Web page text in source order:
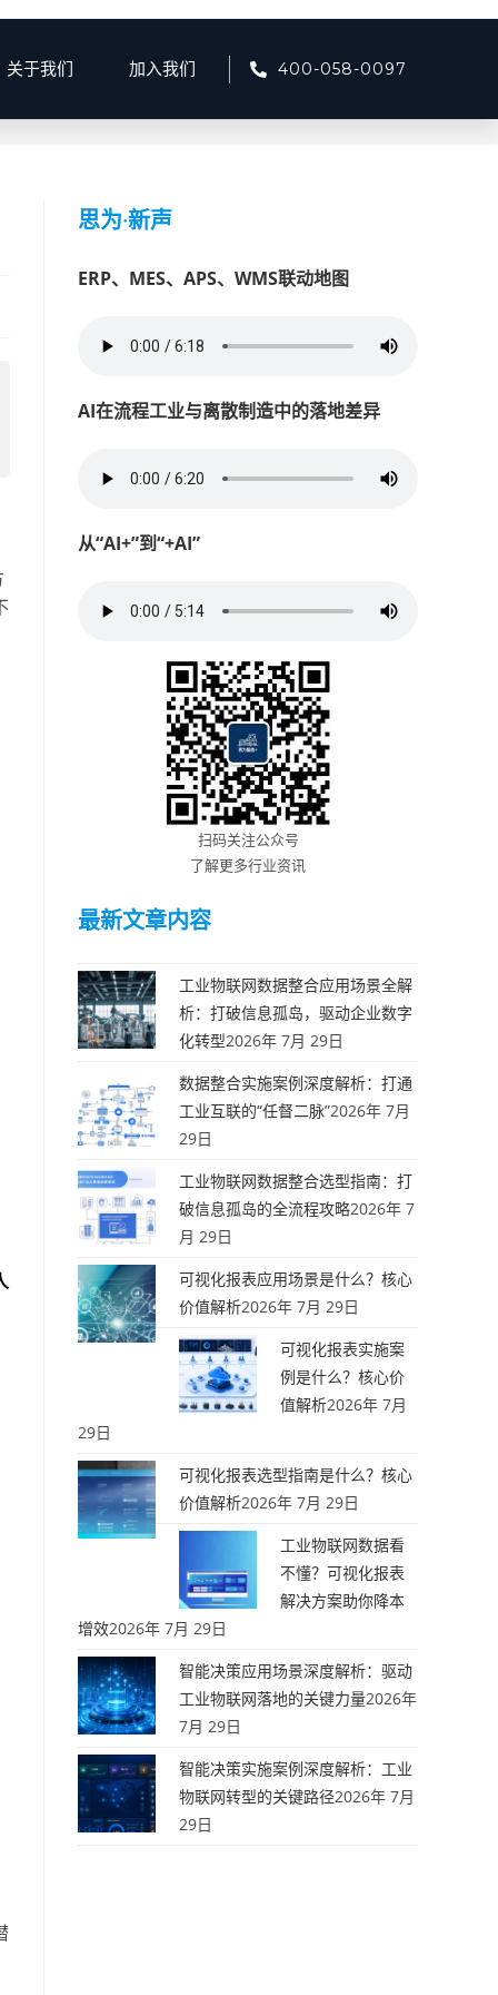
关于我们 加入我们 400-058-0097
> 2025 > 7月 22 > 产品资讯 智慧回收如何助力循环利用？
思为·新声
ERP、MES、APS、WMS联动地图
AI在流程工业与离散制造中的落地差异
从“AI+”到“+AI”
扫码关注公众号
了解更多行业资讯
最新文章内容
工业物联网数据整合应用场景全解
析：打破信息孤岛，驱动企业数字
化转型2026年 7月 29日
数据整合实施案例深度解析：打通
工业互联的“任督二脉”2026年 7月
29日
工业物联网数据整合选型指南：打
破信息孤岛的全流程攻略2026年 7
月 29日
可视化报表应用场景是什么？核心
价值解析2026年 7月 29日
可视化报表实施案
例是什么？核心价
值解析2026年 7月
29日
可视化报表选型指南是什么？核心
价值解析2026年 7月 29日
工业物联网数据看
不懂？可视化报表
解决方案助你降本
增效2026年 7月 29日
智能决策应用场景深度解析：驱动
工业物联网落地的关键力量2026年
7月 29日
智能决策实施案例深度解析：工业
物联网转型的关键路径2026年 7月
29日